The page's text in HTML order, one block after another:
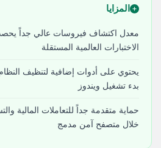
المزايا
معدل اكتشاف فيروسات عالي جداً
الاختبارات العالمية المستقلة
يحتوي على أدوات إضافية لتنظيف
بدء تشغيل ويندوز
حماية متقدمة جداً للتعاملات المالية
خلال متصفح آمن مدمج